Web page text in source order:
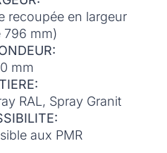
recoupée en largeur
796 mm)
mm
RAL, Spray Granit
aux PMR